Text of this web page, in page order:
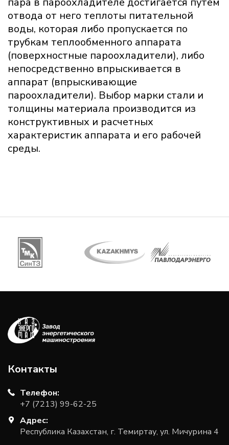
отвода от него теплоты питательной
воды, которая либо пропускается по
трубкам теплообменного аппарата
(поверхностные пароохладители), либо
непосредственно впрыскивается в
аппарат (впрыскивающие
пароохладители). Выбор марки стали и
толщины материала производится из
конструктивных и расчетных
характеристик аппарата и его рабочей
среды.
Контакты
Телефон:
+7 (7213) 99-62-25
Адрес:
Республика Казахстан, г. Темиртау, ул. Мичурина 4